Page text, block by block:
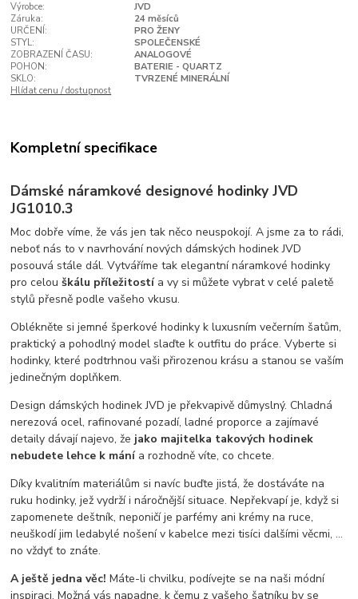
Výrobce:
JVD
Záruka:
24 měsíců
URČENÍ:
PRO ŽENY
STYL:
SPOLEČENSKÉ
ZOBRAZENÍ ČASU:
ANALOGOVÉ
POHON:
BATERIE - QUARTZ
SKLO:
TVRZENÉ MINERÁLNÍ
Hlídat cenu / dostupnost
Kompletní specifikace
Dámské náramkové designové hodinky JVD
JG1010.3
Moc dobře víme, že vás jen tak něco neuspokojí. A jsme za to rádi,
neboť nás to v navrhování nových dámských hodinek JVD
posouvá stále dál. Vytváříme tak elegantní náramkové hodinky
pro celouškálu příležitostía vy si můžete vybrat v celé paletě
stylů přesně podle vašeho vkusu.
Oblékněte si jemné šperkové hodinky k luxusním večerním šatům,
praktický a pohodlný model slaďte k outfitu do práce. Vyberte si
hodinky, které podtrhnou vaši přirozenou krásu a stanou se vaším
jedinečným doplňkem.
Design dámských hodinek JVD je překvapivě důmyslný. Chladná
nerezová ocel, rafinované pozadí, ladné proporce a zajímavé
detaily dávají najevo, že jako majitelka takových hodinek
nebudete lehce k mánía rozhodně víte, co chcete.
Díky kvalitním materiálům si navíc buďte jistá, že dostáváte na
ruku hodinky, jež vydrží i náročnější situace. Nepřekvapí je, když si
zapomenete deštník, neponičí je parfémy ani krémy na ruce,
neuškodí jim ledabylé nošení v kabelce mezi tisíci dalšími věcmi, …
no vždyť to znáte.
A ještě jedna věc! Máte-li chvilku, podívejte se na naši módní
inspiraci. Možná vás napadne, k čemu z vašeho šatníku by se